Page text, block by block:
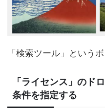
「検索ツール」という
「ライセンス」のド
条件を指定する